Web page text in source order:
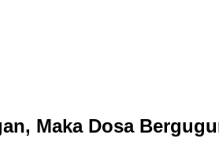
Maka Dosa